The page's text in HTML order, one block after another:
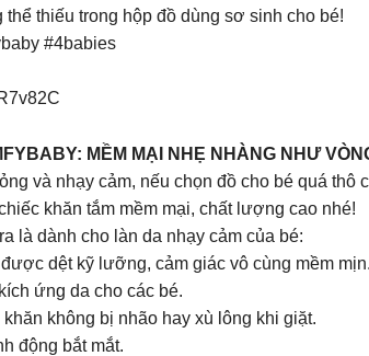
thiếu trong hộp đồ dùng sơ sinh cho bé!
#4babies
MỀM MẠI NHẸ NHÀNG NHƯ
và nhạy cảm, nếu chọn đồ cho bé quá
khăn tắm mềm mại, chất lượng cao nhé!
là dành cho làn da nhạy cảm của bé:
dệt kỹ lưỡng, cảm giác vô cùng mềm mịn.
ứng da cho các bé.
không bị nhão hay xù lông khi giặt.
động bắt mắt.